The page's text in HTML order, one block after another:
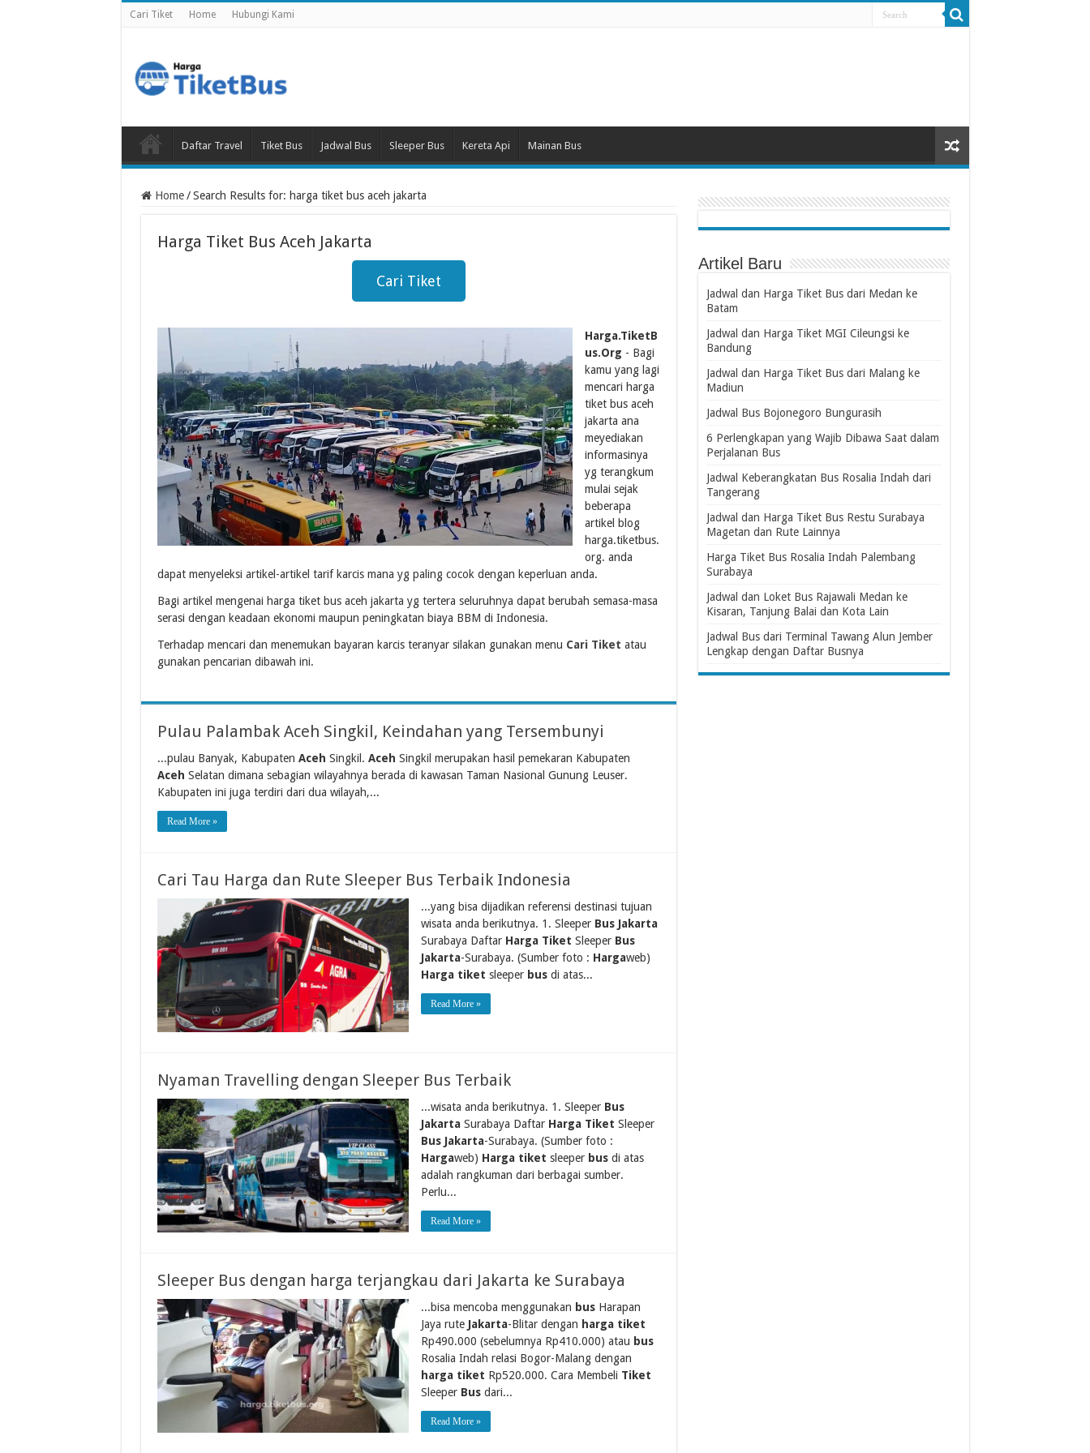
Cari Tiket Home Hubungi Kami
Daftar Travel Tiket Bus Jadwal Bus Sleeper Bus Kereta Api Mainan Bus
Home / Search Results for: harga tiket bus aceh jakarta
Harga Tiket Bus Aceh Jakarta
Cari Tiket
Harga.TiketB
us.Org - Bagi
kamu yang lagi
mencari harga
tiket bus aceh
jakarta ana
meyediakan
informasinya
yg terangkum
mulai sejak
beberapa
artikel blog
harga.tiketbus.
org. anda
dapat menyeleksi artikel-artikel tarif karcis mana yg paling cocok dengan keperluan anda.
Bagi artikel mengenai harga tiket bus aceh jakarta yg tertera seluruhnya dapat berubah semasa-masa
serasi dengan keadaan ekonomi maupun peningkatan biaya BBM di Indonesia.
Terhadap mencari dan menemukan bayaran karcis teranyar silakan gunakan menu Cari Tiket atau
gunakan pencarian dibawah ini.
Pulau Palambak Aceh Singkil, Keindahan yang Tersembunyi
...pulau Banyak, Kabupaten Aceh Singkil. Aceh Singkil merupakan hasil pemekaran Kabupaten
Aceh Selatan dimana sebagian wilayahnya berada di kawasan Taman Nasional Gunung Leuser.
Kabupaten ini juga terdiri dari dua wilayah,...
Read More »
Cari Tau Harga dan Rute Sleeper Bus Terbaik Indonesia
...yang bisa dijadikan referensi destinasi tujuan
wisata anda berikutnya. 1. Sleeper Bus Jakarta
Surabaya Daftar Harga Tiket Sleeper Bus
Jakarta-Surabaya. (Sumber foto : Hargaweb)
Harga tiket sleeper busdi atas...
Read More »
Nyaman Travelling dengan Sleeper Bus Terbaik
...wisata anda berikutnya. 1. Sleeper Bus
JakartaSurabaya Daftar Harga Tiket Sleeper
Bus Jakarta-Surabaya. (Sumber foto :
Hargaweb) Harga tiket sleeper busdi atas
adalah rangkuman dari berbagai sumber.
Perlu...
Read More »
Sleeper Bus dengan harga terjangkau dari Jakarta ke Surabaya
...bisa mencoba menggunakan busHarapan
Jaya rute Jakarta-Blitar dengan harga tiket
Rp490.000 (sebelumnya Rp410.000) atau bus
Rosalia Indah relasi Bogor-Malang dengan
harga tiket Rp520.000. Cara Membeli Tiket
Sleeper Busdari...
Read More »
Artikel Baru
Jadwal dan Harga Tiket Bus dari Medan ke
Batam
Jadwal dan Harga Tiket MGI Cileungsi ke
Bandung
Jadwal dan Harga Tiket Bus dari Malang ke
Madiun
Jadwal Bus Bojonegoro Bungurasih
6 Perlengkapan yang Wajib Dibawa Saat dalam
Perjalanan Bus
Jadwal Keberangkatan Bus Rosalia Indah dari
Tangerang
Jadwal dan Harga Tiket Bus Restu Surabaya
Magetan dan Rute Lainnya
Harga Tiket Bus Rosalia Indah Palembang
Surabaya
Jadwal dan Loket Bus Rajawali Medan ke
Kisaran, Tanjung Balai dan Kota Lain
Jadwal Bus dari Terminal Tawang Alun Jember
Lengkap dengan Daftar Busnya